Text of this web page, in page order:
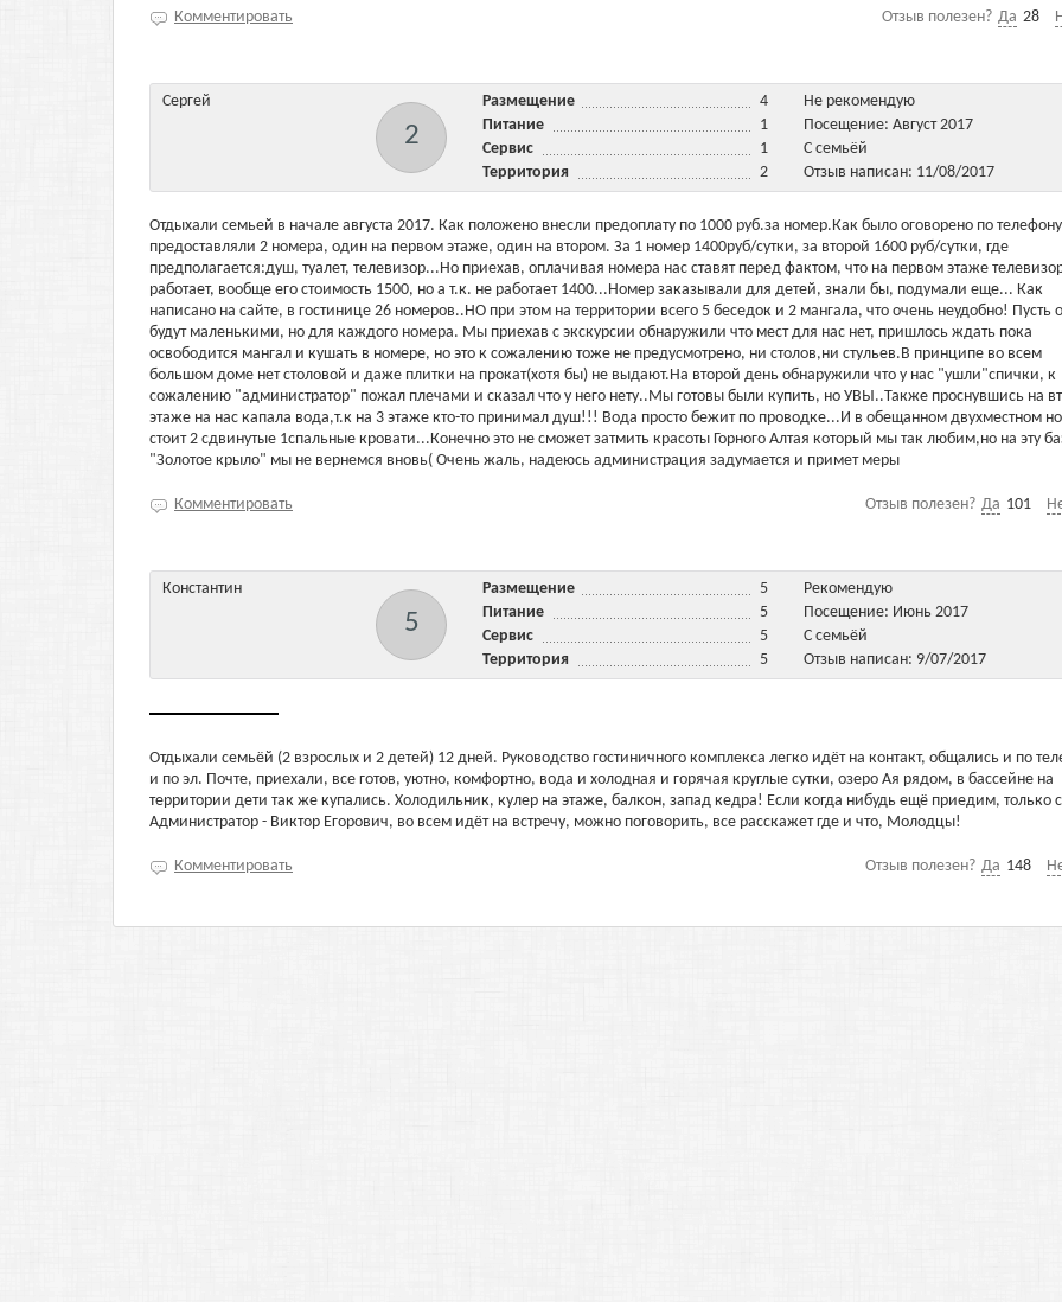
Отзыв полезен? Да 28
Комментировать
Сергей
2
Размещение
4
Питание
1
Сервис
1
Территория
2
Не рекомендую
Посещение: Август 2017
С семьёй
Отзыв написан: 11/08/2017
Отдыхали семьей в начале августа 2017. Как положено внесли предоплату по 1000 руб.за номер.Как было оговорено по
предоставляли 2 номера, один на первом этаже, один на втором. За 1 номер 1400руб/сутки, за второй 1600 руб/сутки, где
предполагается:душ, туалет, телевизор...Но приехав, оплачивая номера нас ставят перед фактом, что на первом этаже
работает, вообще его стоимость 1500, но а т.к. не работает 1400...Номер заказывали для детей, знали бы, подумали еще... Как
написано на сайте, в гостинице 26 номеров..НО при этом на территории всего 5 беседок и 2 мангала, что очень неудобно! Пусть
будут маленькими, но для каждого номера. Мы приехав с экскурсии обнаружили что мест для нас нет, пришлось ждать пока
освободится мангал и кушать в номере, но это к сожалению тоже не предусмотрено, ни столов,ни стульев.В принципе во всем
большом доме нет столовой и даже плитки на прокат(хотя бы) не выдают.На второй день обнаружили что у нас "ушли"спички, к
сожалению "администратор" пожал плечами и сказал что у него нету..Мы готовы были купить, но УВЫ..Также проснувшись на
этаже на нас капала вода,т.к на 3 этаже кто-то принимал душ!!! Вода просто бежит по проводке...И в обещанном двухместном
стоит 2 сдвинутые 1спальные кровати...Конечно это не сможет затмить красоты Горного Алтая который мы так любим,но на эту
"Золотое крыло" мы не вернемся вновь( Очень жаль, надеюсь администрация задумается и примет меры
Отзыв полезен? Да 101
Комментировать
Константин
5
Размещение
5
Питание
5
Сервис
5
Территория
5
Рекомендую
Посещение: Июнь 2017
С семьёй
Отзыв написан: 9/07/2017
Отдыхали семьёй (2 взрослых и 2 детей) 12 дней. Руководство гостиничного комплекса легко идёт на контакт, общались и по
и по эл. Почте, приехали, все готов, уютно, комфортно, вода и холодная и горячая круглые сутки, озеро Ая рядом, в бассейне на
территории дети так же купались. Холодильник, кулер на этаже, балкон, запад кедра! Если когда нибудь ещё приедим, только
Администратор - Виктор Егорович, во всем идёт на встречу, можно поговорить, все расскажет где и что, Молодцы!
Отзыв полезен? Да 148
Комментировать